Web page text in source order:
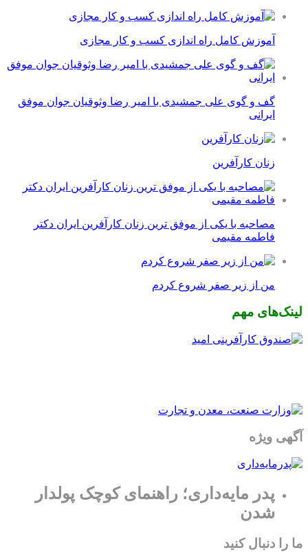
آموزش کامل راه اندازی کسب و کار مجازی
گف و گوی علی جمشیدی با امیر رضا وثوقیان جوان موفق
ایرانی
زنان کارآفرین
مصاحبه با یکی از موفق ترین زنان کارآفرین ایران دکتر
فاطمه مقیمی
من از زیر صفر شروع کردم
لینک‌های مهم
آگهی ویژه
پدر مایه‌داری؛ راهنمای کوچک پولدار
شدن
ما را دنبال کنید